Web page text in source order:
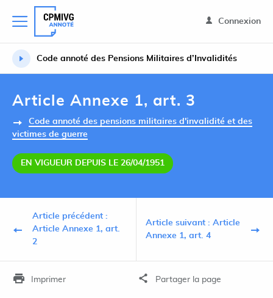
Connexion
Code annoté des Pensions Militaires d’Invalidités
Article Annexe 1, art. 3
Code annoté des pensions militaires d'invalidité et des
victimes de guerre
EN VIGUEUR DEPUIS LE 26/04/1951
Article précédent :
Article Annexe 1, art.
2
Article suivant : Article
Annexe 1, art. 4
Imprimer Partager la page